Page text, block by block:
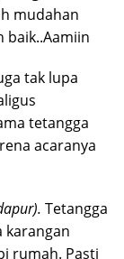
mudahan
baik..Aamiin
tak lupa
tetangga
acaranya
Tetangga
karangan
rumah. Pasti